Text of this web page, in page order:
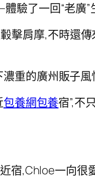
驗了一回“老廣
擊肩摩,不時還
重的廣州販子風
包養網包養宿”,不
宿,Chloe一向很